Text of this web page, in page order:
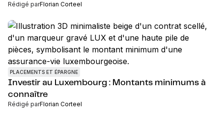
Rédigé parFlorian Corteel
PLACEMENTS ET ÉPARGNE
Investir au Luxembourg : Montants minimums à
connaître
Rédigé parFlorian Corteel